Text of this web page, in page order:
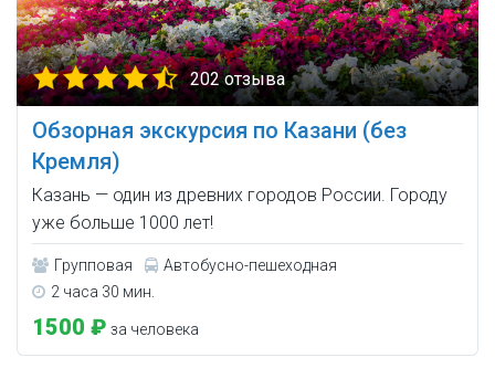
202 отзыва
Обзорная экскурсия по Казани (без
Кремля)
Казань — один из древних городов России. Городу
уже больше 1000 лет!
Групповая
Автобусно-пешеходная
2 часа 30 мин.
1500 ₽ за человека